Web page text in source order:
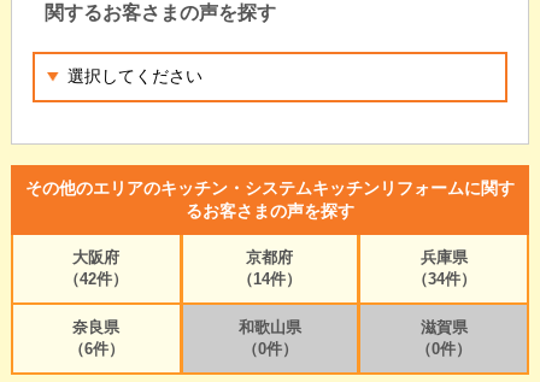
関するお客さまの声を探す
その他のエリアのキッチン・システムキッチンリフォームに関す
るお客さまの声を探す
大阪府
（42件）
京都府
（14件）
兵庫県
（34件）
奈良県
（6件）
和歌山県
（0件）
滋賀県
（0件）